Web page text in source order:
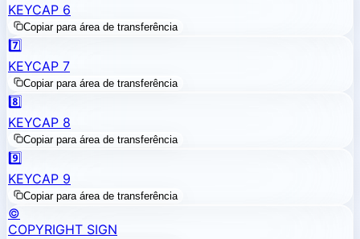
KEYCAP 6
Copiar para área de transferência
7️⃣
KEYCAP 7
Copiar para área de transferência
8️⃣
KEYCAP 8
Copiar para área de transferência
9️⃣
KEYCAP 9
Copiar para área de transferência
©️
COPYRIGHT SIGN